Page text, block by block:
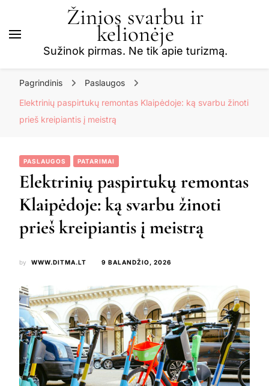
Žinios svarbu ir
kelionėje
Sužinok pirmas. Ne tik apie turizmą.
Pagrindinis
Paslaugos
Elektrinių paspirtukų remontas Klaipėdoje: ką svarbu žinoti
prieš kreipiantis į meistrą
PASLAUGOS PATARIMAI
Elektrinių paspirtukų remontas
Klaipėdoje: ką svarbu žinoti
prieš kreipiantis į meistrą
by WWW.DITMA.LT 9 BALANDŽIO, 2026